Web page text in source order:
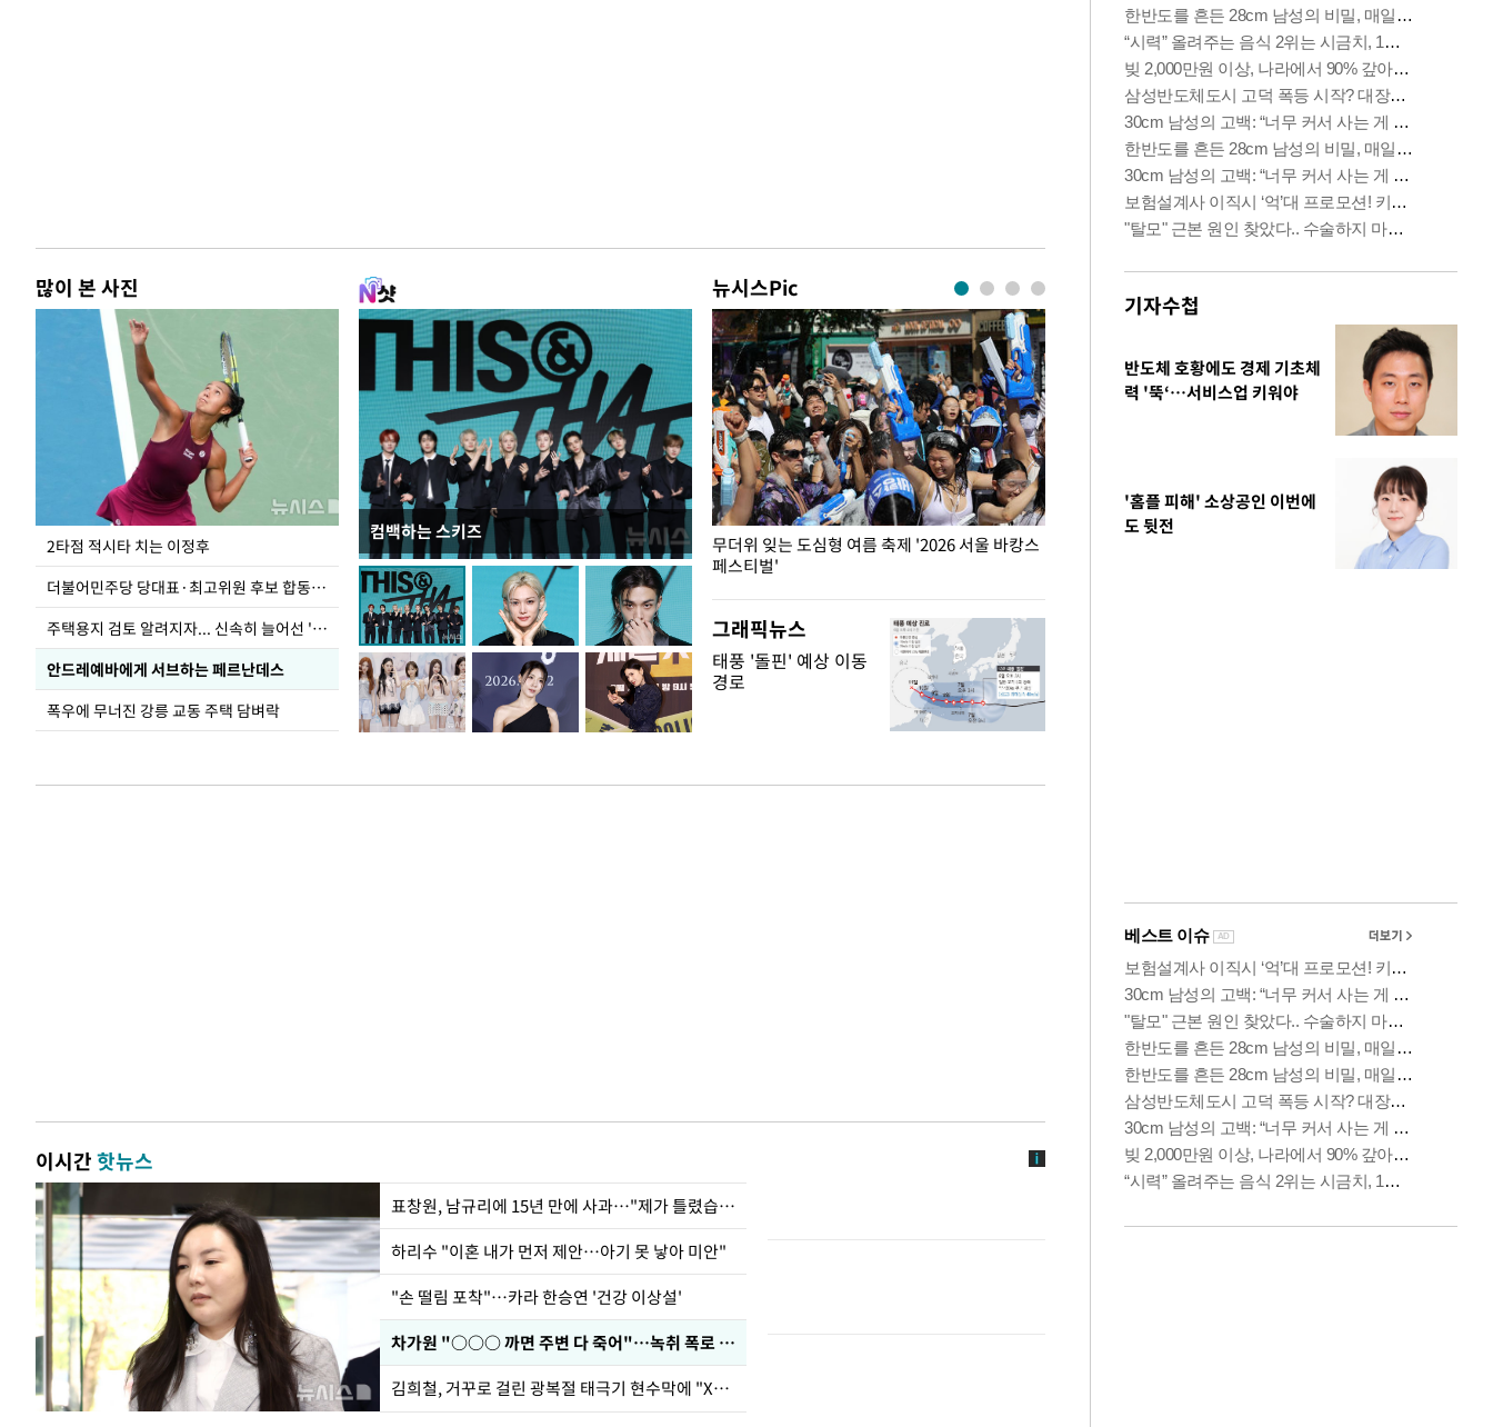
많이 본 사진
2타점 적시타 치는 이정후
더불어민주당 당대표·최고위원 후보 합동연설회
주택용지 검토 알려지자... 신속히 늘어선 '근조화환'
안드레예바에게 서브하는 페르난데스
폭우에 무너진 강릉 교동 주택 담벼락
컴백하는 스키즈
뉴시스Pic
청와대 일주일
무더위 잊는 도심형 여름 축제 '2026 서울 바캉스
페스티벌'
이번주 국회에
그래픽뉴스
태풍 '돌핀' 예상 이동
경로
이시간핫뉴스
표창원, 남규리에 15년 만에 사과…"제가 틀렸습니다"
하리수 "이혼 내가 먼저 제안…아기 못 낳아 미안"
"손 떨림 포착"…카라 한승연 '건강 이상설'
차가원 "○○○ 까면 주변 다 죽어"…녹취 폭로 파장
김희철, 거꾸로 걸린 광복절 태극기 현수막에 "X돌았네"
기자수첩
반도체 호황에도 경제 기초체
력 '뚝‘…서비스업 키워야
'홈플 피해' 소상공인 이번에
도 뒷전